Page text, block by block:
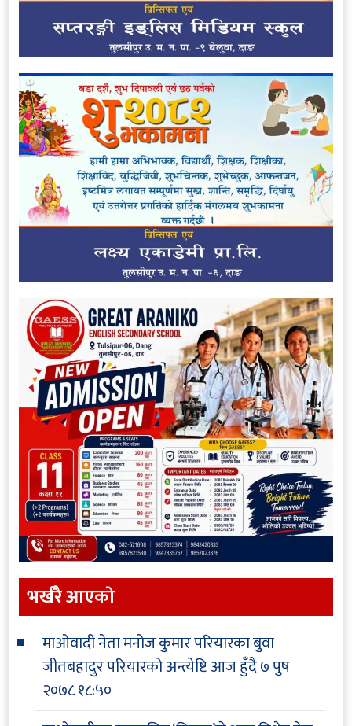
भर्खरै आएकाे
माओवादी नेता मनोज कुमार परियारका बुवा
जीतबहादुर परियारको अन्त्येष्टि आज हुँदै७ पुष
२०७८ १८:५०